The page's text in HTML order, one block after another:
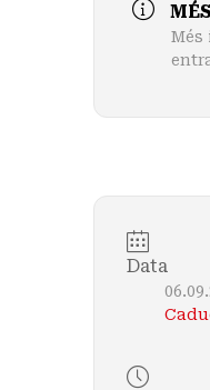
Més
Data